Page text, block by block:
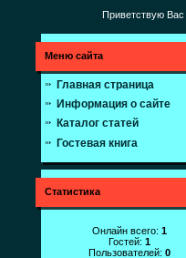
Приветствую Вас
Меню сайта
Главная страница
Информация о сайте
Каталог статей
Гостевая книга
Статистика
Онлайн всего: 1
Гостей: 1
Пользователей: 0